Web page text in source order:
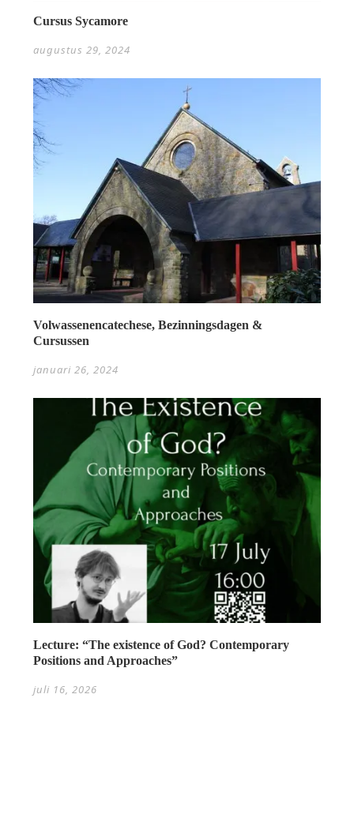
Cursus Sycamore
augustus 29, 2024
Volwassenencatechese, Bezinningsdagen &
Cursussen
januari 26, 2024
Lecture: “The existence of God? Contemporary
Positions and Approaches”
juli 16, 2026